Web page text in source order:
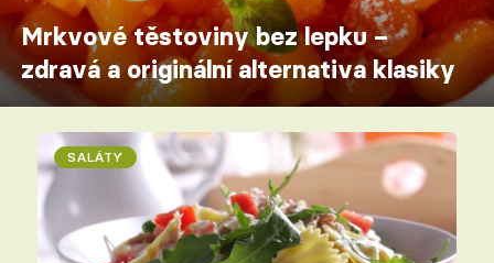
Mrkvové těstoviny bez lepku –
zdravá a originální alternativa klasiky
SALÁTY